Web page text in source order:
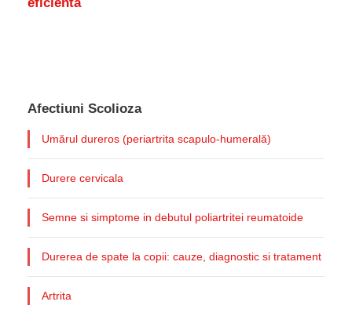
Afectiuni Scolioza
Umărul dureros (periartrita scapulo-humerală)
Durere cervicala
Semne si simptome in debutul poliartritei reumatoide
Durerea de spate la copii: cauze, diagnostic si tratament
Artrita